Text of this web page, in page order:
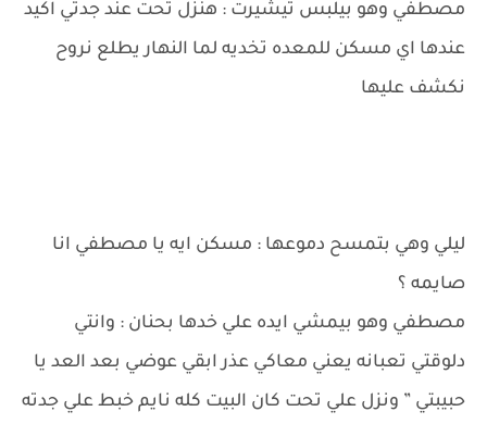
مصطفي وهو بيلبس تيشيرت : هنزل تحت عند جدتي اكيد
عندها اي مسكن للمعده تخديه لما النهار يطلع نروح
نكشف عليها
ليلي وهي بتمسح دموعها : مسكن ايه يا مصطفي انا
صايمه ؟
مصطفي وهو بيمشي ايده علي خدها بحنان : وانتي
دلوقتي تعبانه يعني معاكي عذر ابقي عوضي بعد العد يا
حبيبتي ” ونزل علي تحت كان البيت كله نايم خبط علي جدته